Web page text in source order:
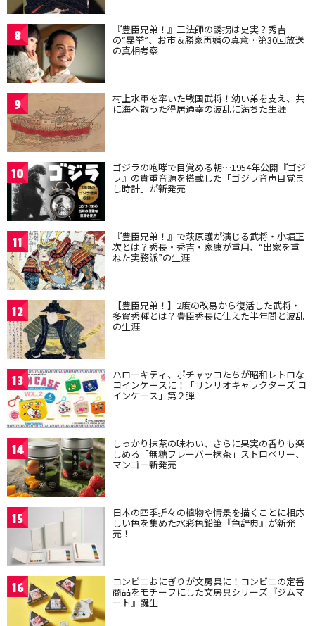
8 『豊臣兄弟！』三法師の誘拐は史実？秀吉
の“暴挙”、お市＆勝家再婚の真意…第30回放送
の真相考察
9 村上水軍を率いた戦国武将！幼い弟を支え、共
に海へ散った得居通幸の波乱に満ちた生涯
10 ゴジラの咆哮で目覚める朝…1954年公開『ゴジ
ラ』の貴重音源を搭載した「ゴジラ音声目覚ま
し時計」が新発売
11 『豊臣兄弟！』で萩原護が演じる武将・小堀正
次とは？秀長・秀吉・家康が重用、“出家を重
ねた実務派”の生涯
12 【豊臣兄弟！】2度の改易から復活した武将・
多賀秀種とは？豊臣秀長に仕えた半年間と波乱
の生涯
13 ハローキティ、ポチャッコたちが昭和レトロな
コインケースに！「サンリオキャラクターズ コ
インケース」第２弾
14 しっかり抹茶の味わい、さらに果実の香りも楽
しめる「無糖フレーバー抹茶」ストロベリー、
マンゴー新発売
15 日本の四季折々の植物や情景を描くことに相応
しい色を集めた水彩色鉛筆『色辞典』が新発
売！
16 コンビニおにぎりが文房具に！コンビニの定番
商品をモチーフにした文房具シリーズ『ジムマ
ート』誕生